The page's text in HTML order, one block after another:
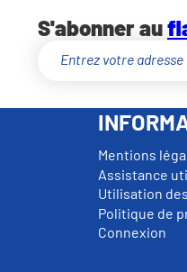
S'abonner au
Mentions
Assistance
Utilisation
Politique de
Connexion